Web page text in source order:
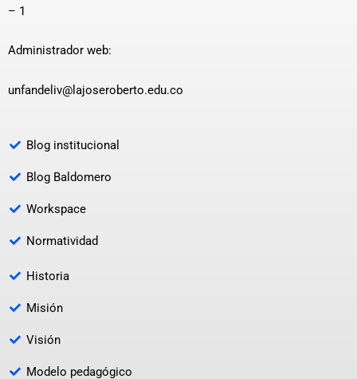
– 1
Administrador web:
unfandeliv@lajoseroberto.edu.co
Blog institucional
Blog Baldomero
Workspace
Normatividad
Historia
Misión
Visión
Modelo pedagógico